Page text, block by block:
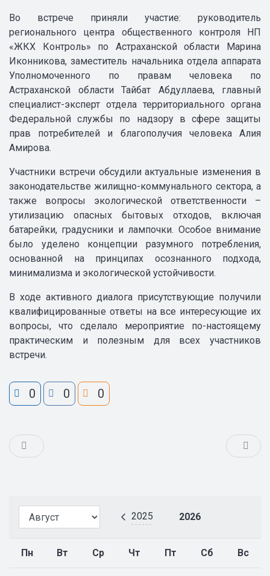
2025 2026
Пн Вт Ср Чт Пт Сб Вс
Во встрече приняли участие: руководитель
регионального центра общественного контроля НП
«ЖКХ Контроль» по Астраханской области Марина
Иконникова, заместитель начальника отдела аппарата
Уполномоченного по правам человека по
Астраханской области Тайбат Абдуллаева, главный
специалист-эксперт отдела территориального органа
Федеральной службы по надзору в сфере защиты
прав потребителей и благополучия человека Алия
Амирова.
Участники встречи обсудили актуальные изменения в
законодательстве жилищно-коммунального сектора, а
также вопросы экологической ответственности –
утилизацию опасных бытовых отходов, включая
батарейки, градусники и лампочки. Особое внимание
было уделено концепции разумного потребления,
основанной на принципах осознанного подхода,
минимализма и экологической устойчивости.
В ходе активного диалога присутствующие получили
квалифицированные ответы на все интересующие их
вопросы, что сделало мероприятие по-настоящему
практическим и полезным для всех участников
встречи.
0 0 0